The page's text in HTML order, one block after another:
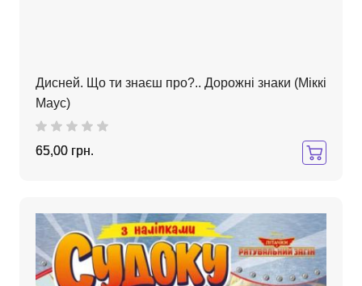
Дисней. Що ти знаєш про?.. Дорожні знаки (Міккі
Маус)
65,00 грн.